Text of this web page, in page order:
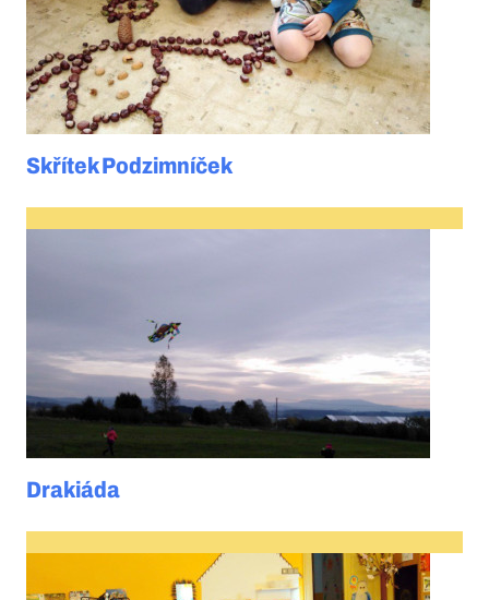
Skřítek Podzimníček
Drakiáda